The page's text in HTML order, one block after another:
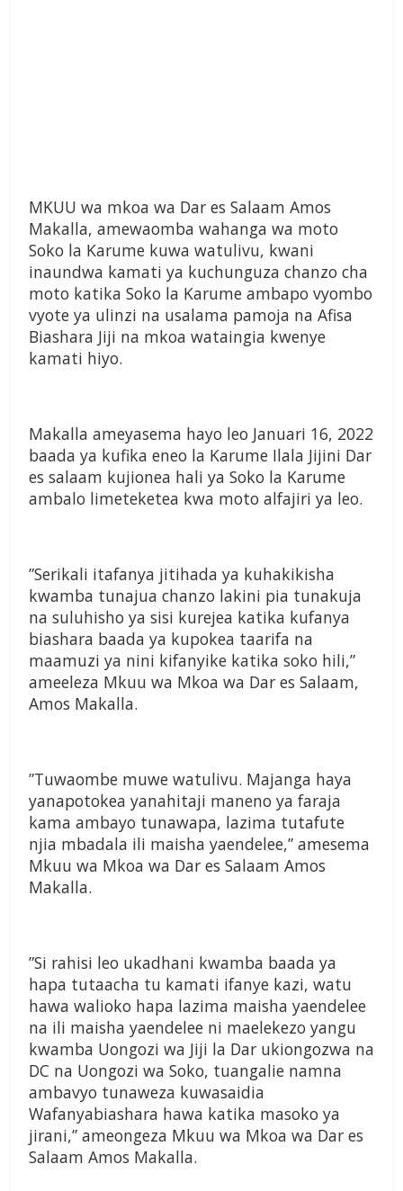
MKUU wa mkoa wa Dar es Salaam Amos
Makalla, amewaomba wahanga wa moto
Soko la Karume kuwa watulivu, kwani
inaundwa kamati ya kuchunguza chanzo cha
moto katika Soko la Karume ambapo vyombo
vyote ya ulinzi na usalama pamoja na Afisa
Biashara Jiji na mkoa wataingia kwenye
kamati hiyo.
Makalla ameyasema hayo leo Januari 16, 2022
baada ya kufika eneo la Karume Ilala Jijini Dar
es salaam kujionea hali ya Soko la Karume
ambalo limeteketea kwa moto alfajiri ya leo.
”Serikali itafanya jitihada ya kuhakikisha
kwamba tunajua chanzo lakini pia tunakuja
na suluhisho ya sisi kurejea katika kufanya
biashara baada ya kupokea taarifa na
maamuzi ya nini kifanyike katika soko hili,”
ameeleza Mkuu wa Mkoa wa Dar es Salaam,
Amos Makalla.
”Tuwaombe muwe watulivu. Majanga haya
yanapotokea yanahitaji maneno ya faraja
kama ambayo tunawapa, lazima tutafute
njia mbadala ili maisha yaendelee,” amesema
Mkuu wa Mkoa wa Dar es Salaam Amos
Makalla.
”Si rahisi leo ukadhani kwamba baada ya
hapa tutaacha tu kamati ifanye kazi, watu
hawa walioko hapa lazima maisha yaendelee
na ili maisha yaendelee ni maelekezo yangu
kwamba Uongozi wa Jiji la Dar ukiongozwa na
DC na Uongozi wa Soko, tuangalie namna
ambavyo tunaweza kuwasaidia
Wafanyabiashara hawa katika masoko ya
jirani,” ameongeza Mkuu wa Mkoa wa Dar es
Salaam Amos Makalla.